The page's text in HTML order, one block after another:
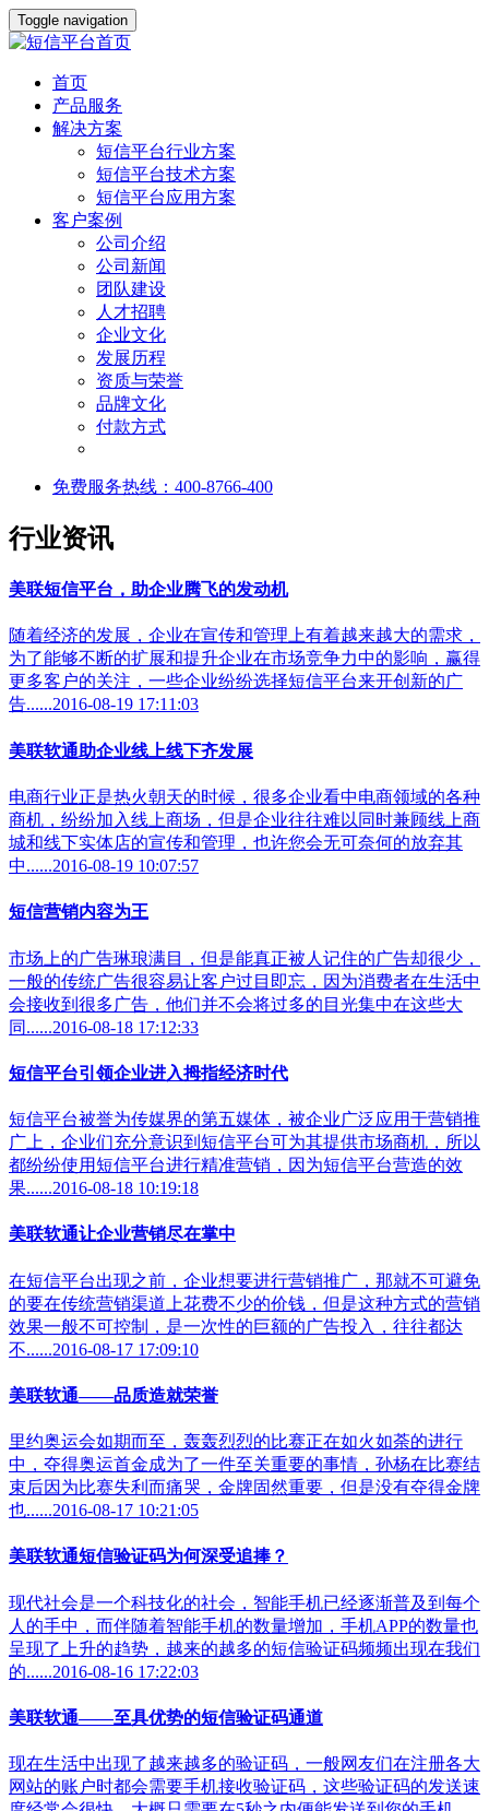
Toggle navigation
首页
产品服务
解决方案
短信平台行业方案
短信平台技术方案
短信平台应用方案
客户案例
公司介绍
公司新闻
团队建设
人才招聘
企业文化
发展历程
资质与荣誉
品牌文化
付款方式
免费服务热线：400-8766-400
行业资讯
美联短信平台，助企业腾飞的发动机
随着经济的发展，企业在宣传和管理上有着越来越大的需求，
为了能够不断的扩展和提升企业在市场竞争力中的影响，赢得
更多客户的关注，一些企业纷纷选择短信平台来开创新的广
告......2016-08-19 17:11:03
美联软通助企业线上线下齐发展
电商行业正是热火朝天的时候，很多企业看中电商领域的各种
商机，纷纷加入线上商场，但是企业往往难以同时兼顾线上商
城和线下实体店的宣传和管理，也许您会无可奈何的放弃其
中......2016-08-19 10:07:57
短信营销内容为王
市场上的广告琳琅满目，但是能真正被人记住的广告却很少，
一般的传统广告很容易让客户过目即忘，因为消费者在生活中
会接收到很多广告，他们并不会将过多的目光集中在这些大
同......2016-08-18 17:12:33
短信平台引领企业进入拇指经济时代
短信平台被誉为传媒界的第五媒体，被企业广泛应用于营销推
广上，企业们充分意识到短信平台可为其提供市场商机，所以
都纷纷使用短信平台进行精准营销，因为短信平台营造的效
果......2016-08-18 10:19:18
美联软通让企业营销尽在掌中
在短信平台出现之前，企业想要进行营销推广，那就不可避免
的要在传统营销渠道上花费不少的价钱，但是这种方式的营销
效果一般不可控制，是一次性的巨额的广告投入，往往都达
不......2016-08-17 17:09:10
美联软通——品质造就荣誉
里约奥运会如期而至，轰轰烈烈的比赛正在如火如荼的进行
中，夺得奥运首金成为了一件至关重要的事情，孙杨在比赛结
束后因为比赛失利而痛哭，金牌固然重要，但是没有夺得金牌
也......2016-08-17 10:21:05
美联软通短信验证码为何深受追捧？
现代社会是一个科技化的社会，智能手机已经逐渐普及到每个
人的手中，而伴随着智能手机的数量增加，手机APP的数量也
呈现了上升的趋势，越来的越多的短信验证码频频出现在我们
的......2016-08-16 17:22:03
美联软通——至具优势的短信验证码通道
现在生活中出现了越来越多的验证码，一般网友们在注册各大
网站的账户时都会需要手机接收验证码，这些验证码的发送速